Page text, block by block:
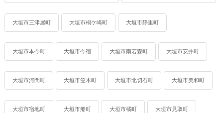
大垣市三津屋町 大垣市桐ケ崎町 大垣市静里町
大垣市本今町 大垣市今宿 大垣市南若森町 大垣市安井町
大垣市河間町 大垣市笠木町 大垣市北切石町 大垣市美和町
大垣市宿地町 大垣市船町 大垣市橘町 大垣市見取町